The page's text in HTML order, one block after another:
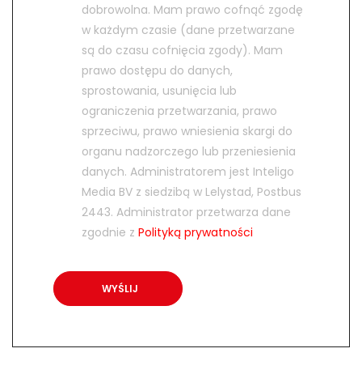
dobrowolna. Mam prawo cofnąć zgodę
w każdym czasie (dane przetwarzane
są do czasu cofnięcia zgody). Mam
prawo dostępu do danych,
sprostowania, usunięcia lub
ograniczenia przetwarzania, prawo
sprzeciwu, prawo wniesienia skargi do
organu nadzorczego lub przeniesienia
danych. Administratorem jest Inteligo
Media BV z siedzibą w Lelystad, Postbus
2443. Administrator przetwarza dane
zgodnie z Polityką prywatności